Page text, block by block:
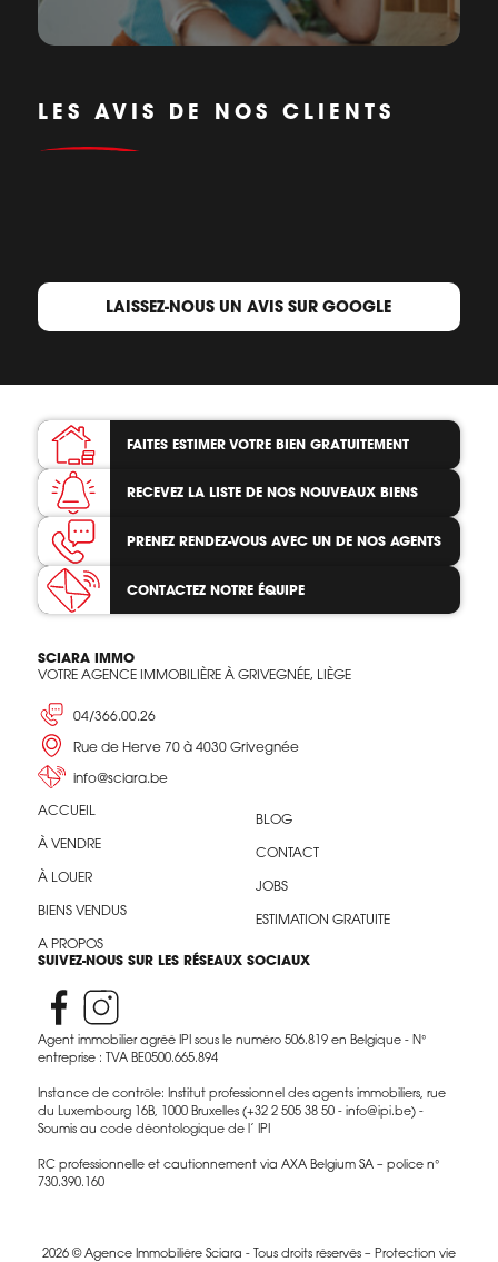
LES AVIS DE NOS CLIENTS
LAISSEZ-NOUS UN AVIS SUR GOOGLE
FAITES ESTIMER VOTRE BIEN GRATUITEMENT
RECEVEZ LA LISTE DE NOS NOUVEAUX BIENS
PRENEZ RENDEZ-VOUS AVEC UN DE NOS AGENTS
CONTACTEZ NOTRE ÉQUIPE
SCIARA IMMO
VOTRE AGENCE IMMOBILIÈRE À GRIVEGNÉE, LIÈGE
04/366.00.26
Rue de Herve 70 à 4030 Grivegnée
info@sciara.be
ACCUEIL
À VENDRE
À LOUER
BIENS VENDUS
A PROPOS
BLOG
CONTACT
JOBS
ESTIMATION GRATUITE
SUIVEZ-NOUS SUR LES RÉSEAUX SOCIAUX
Agent immobilier agréé IPI sous le numéro 506.819 en Belgique - N°
entreprise : TVA BE0500.665.894
Instance de contrôle: Institut professionnel des agents immobiliers, rue
du Luxembourg 16B, 1000 Bruxelles (+32 2 505 38 50 - info@ipi.be) -
Soumis au code déontologique de l’ IPI
RC professionnelle et cautionnement via AXA Belgium SA – police n°
730.390.160
2026 © Agence Immobilière Sciara - Tous droits réservés – Protection vie